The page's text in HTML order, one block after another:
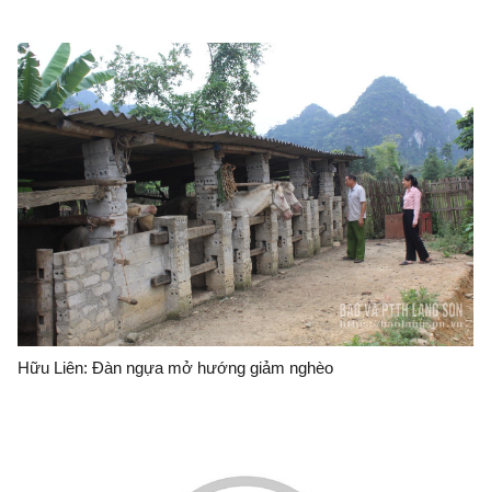
Hữu Liên: Đàn ngựa mở hướng giảm nghèo